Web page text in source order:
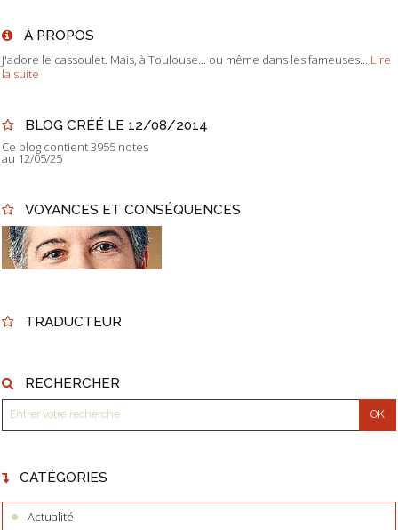
À PROPOS
J'adore le cassoulet. Mais, à Toulouse... ou même dans les fameuses...
Lire
la suite
BLOG CRÉÉ LE 12/08/2014
Ce blog contient 3955 notes
au 12/05/25
VOYANCES ET CONSÉQUENCES
TRADUCTEUR
RECHERCHER
CATÉGORIES
Actualité